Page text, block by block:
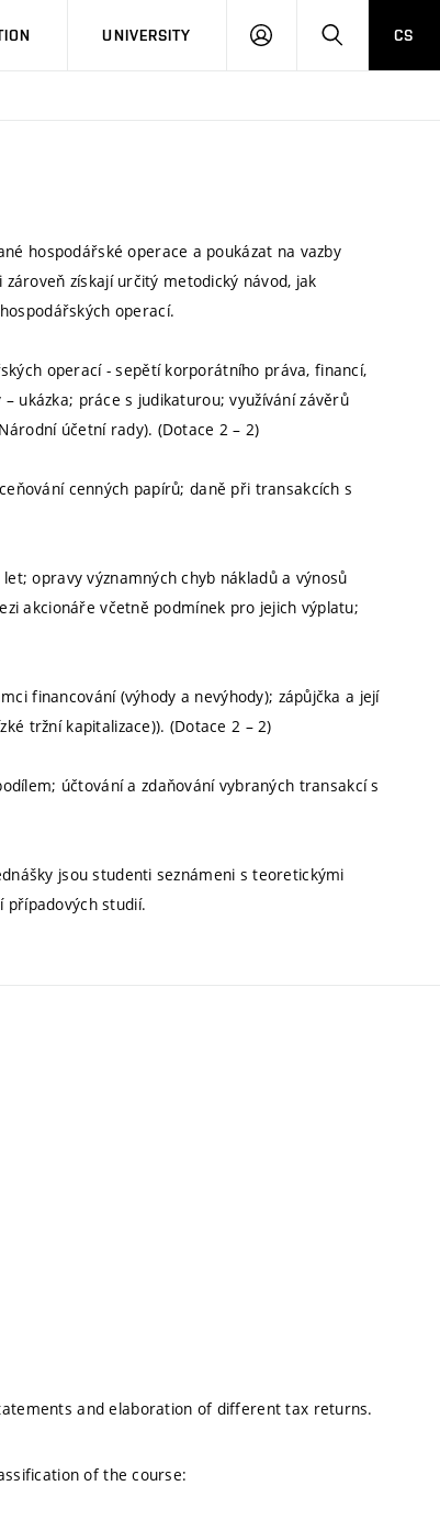
UNIVERSITY
LOG
SEARCHCS
hospodářské operace a poukázat na vazby
získají určitý metodický návod, jak
operací.
operací - sepětí korporátního práva, financí,
ukázka; práce s judikaturou; využívání závěrů
účetní rady). (Dotace 2 – 2)
cenných papírů; daně při transakcích s
opravy významných chyb nákladů a výnosů
akcionáře včetně podmínek pro jejich výplatu;
financování (výhody a nevýhody); zápůjčka a její
tržní kapitalizace)). (Dotace 2 – 2)
účtování a zdaňování vybraných transakcí s
jsou studenti seznámeni s teoretickými
případových studií.
and elaboration of different tax returns.
of the course: